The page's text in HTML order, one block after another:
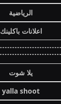
الرياضية
اعلانات باكلينك
يلا شوت
yalla shoot